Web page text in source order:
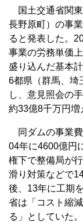
国土交通省関東
長野原町）の事
ると発表した。
事業の労務単価
盛り込んだ基本
6都県（群馬、埼
し、意見照会の
約33億8千万円増
同ダムの事業費
04年に4600億円
権下で整備局が
滑り対策などで
後、13年に工期
省は「コスト縮
る」としていた